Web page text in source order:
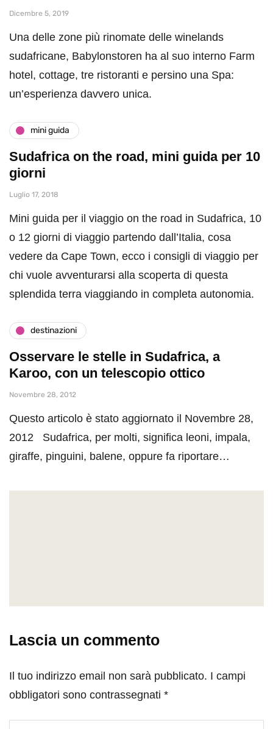
Dicembre 5, 2019
Una delle zone più rinomate delle winelands
sudafricane, Babylonstoren ha al suo interno Farm
hotel, cottage, tre ristoranti e persino una Spa:
un’esperienza davvero unica.
mini guida
Sudafrica on the road, mini guida per 10
giorni
Luglio 17, 2018
Mini guida per il viaggio on the road in Sudafrica, 10
o 12 giorni di viaggio partendo dall’Italia, cosa
vedere da Cape Town, ecco i consigli di viaggio per
chi vuole avventurarsi alla scoperta di questa
splendida terra viaggiando in completa autonomia.
destinazioni
Osservare le stelle in Sudafrica, a
Karoo, con un telescopio ottico
Novembre 28, 2012
Questo articolo è stato aggiornato il Novembre 28,
2012 Sudafrica, per molti, significa leoni, impala,
giraffe, pinguini, balene, oppure fa riportare…
Lascia un commento
Il tuo indirizzo email non sarà pubblicato. I campi
obbligatori sono contrassegnati *